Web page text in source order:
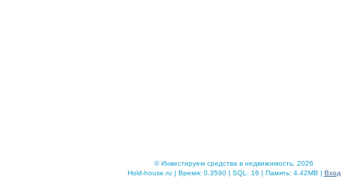
© Инвестируем средства в недвижимость, 2026
Hold-house.ru | Время: 0.3590 | SQL: 16 | Память: 4.42MB | Вход